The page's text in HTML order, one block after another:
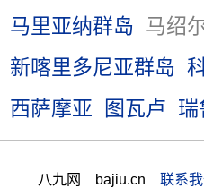
马里亚纳群岛 马绍
新喀里多尼亚群岛
西萨摩亚
图瓦卢 瑞
八九网 bajiu.cn 联系